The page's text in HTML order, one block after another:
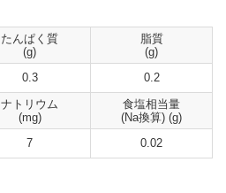
たんぱく質
(g)
0.3
脂質
(g)
0.2
ナトリウム
(mg)
7
食塩相当量
(Na換算) (g)
0.02